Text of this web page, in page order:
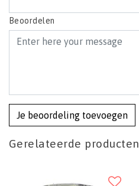
Beoordelen
Je beoordeling toevoegen
Gerelateerde producten